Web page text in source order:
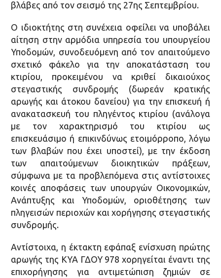
βλάβες από τον σεισμό της 27ης Σεπτεμβρίου.
Ο ιδιοκτήτης στη συνέχεια οφείλει να υποβάλει
αίτηση στην αρμόδια υπηρεσία του υπουργείου
Υποδομών, συνοδευόμενη από τον απαιτούμενο
σχετικό φάκελο για την αποκατάσταση του
κτιρίου, προκειμένου να κριθεί δικαιούχος
στεγαστικής συνδρομής (δωρεάν κρατικής
αρωγής και άτοκου δανείου) για την επισκευή ή
ανακατασκευή του πληγέντος κτιρίου (ανάλογα
με τον χαρακτηρισμό του κτιρίου ως
επισκευάσιμο ή επικινδύνως ετοιμόρροπο, λόγω
των βλαβών που έχει υποστεί), με την έκδοση
των απαιτούμενων διοικητικών πράξεων,
σύμφωνα με τα προβλεπόμενα στις αντίστοιχες
κοινές αποφάσεις των υπουργών Οικονομικών,
Ανάπτυξης και Υποδομών, οριοθέτησης των
πληγεισών περιοχών και χορήγησης στεγαστικής
συνδρομής.
Αντίστοιχα, η έκτακτη εφάπαξ ενίσχυση πρώτης
αρωγής της ΚΥΑ ΓΔΟΥ 978 χορηγείται έναντι της
επιχορήγησης για αντιμετώπιση ζημιών σε